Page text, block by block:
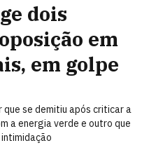
dois
em
em golpe
se demitiu após criticar a
a energia verde e outro que